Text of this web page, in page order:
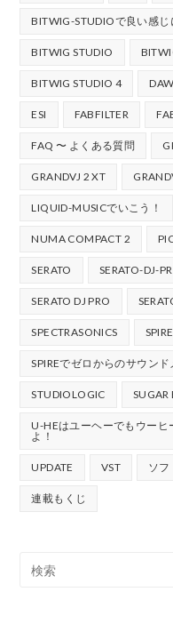
BITWIG-STUDIOで良い感じ
BITWIG STUDIO
BITWIG STUDIO 4 DAW
ESI FABFILTER
FAQ 〜 よくある質問
GRANDVJ 2 XT
LIQUID-MUSICでいこう！
NUMA COMPACT 2
SERATO SERATO-DJ-
SERATO DJ PRO
SPECTRASONICS SPIRE
SPIREでゼロからのサウンド
STUDIOLOGIC SUGAR
U-HEはユーヘーでもウー
よ！
UPDATE VST ソフ
連載もくじ